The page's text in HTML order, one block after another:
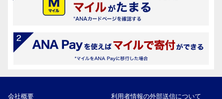
会社概要 利用者情報の外部送信について